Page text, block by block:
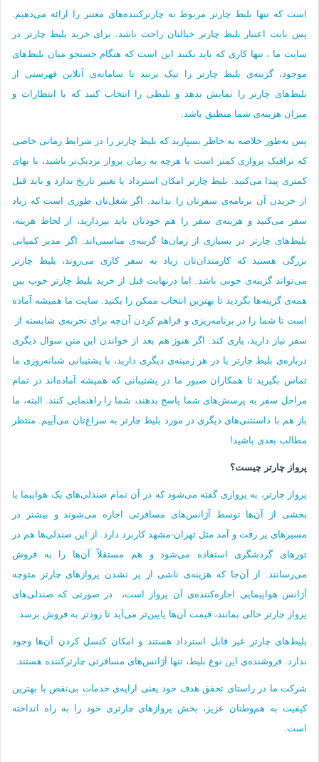
است که تنها بلیط چارتر مربوط به چارترکننده‌های معتبر را ارائه می‌دهیم.
پس بابت اعتبار بلیط چارتر خیالتان راحت باشد. برای خرید بلیط چارتر در
سایت ما ، تنها کاری که باید بکنید این است که هنگام جستجو میان بلیط‌های
موجود، گزینه‌ی بلیط چارتر را تیک بزنید تا سامانه‌ی آنلاین فهرستی از
بلیط‌های چارتر را نمایش بدهد و بلیطی را انتخاب کنید که با انتظارات و
میزان هزینه‌ی شما منطبق باشد.
پس به‌طور خلاصه به خاطر بسپارید که بلیط چارتر را در شرایط زمانی خاصی
که ترافیک پروازی کمتر است یا هرچه به زمان پرواز نزدیک‌تر باشید، با بهای
کمتری پیدا می‌کنید. بلیط چارتر امکان استرداد یا تغییر تاریخ ندارد و باید قبل
از خریدن آن برنامه‌ی سفرتان را بدانید. اگر شغل‌تان طوری است که زیاد
سفر می‌کنید و هزینه‌ی سفر را هم خودتان باید بپردازید، از لحاظ هزینه،
بلیط‌های چارتر در بسیاری از زمان‌ها گزینه‌ی مناسبی‌اند. اگر مدیر کمپانی
بزرگی هستید که کارمندان‌تان زیاد به سفر کاری می‌روند، بلیط چارتر
می‌تواند گزینه‌ی خوبی باشد. اما درنهایت قبل از خرید بلیط چارتر خوب بین
همه‌ی گزینه‌ها بگردید تا بهترین انتخاب ممکن را بکنید. سایت ما همیشه آماده
است تا شما را در برنامه‌ریزی و فراهم کردن آن‌چه برای تجربه‌ی شایسته از
سفر نیاز دارید، یاری کند. اگر هنوز هم بعد از خواندن این متن سوال دیگری
درباره‌ی بلیط چارتر یا در هر زمینه‌ی دیگری دارید، با پشتیبانی شبانه‌روزی ما
تماس بگیرید تا همکاران صبور ما در پشتیبانی که همیشه آماده‌اند در تمام
مراحل سفر به پرسش‌های شما پاسخ بدهند، شما را راهنمایی کنند. البته، ما
باز هم با داسنتنی‌های دیگری در مورد بلیط چارتر به سراغ‌تان می‌آییم. منتظر
مطالب بعدی باشید!
پرواز چارتر چیست؟
پرواز چارتر، به پروازی گفته می‌شود که در آن تمام صندلی‌های یک هواپیما یا
بخشی از آن‌ها توسط آژانس‌های مسافرتی اجاره می‌شوند و بیشتر در
مسیرهای پر رفت و آمد مثل تهران-مشهد کاربرد دارد. از این صندلی‌ها هم در
تورهای گردشگری استفاده می‌شود و هم مستقلاً آن‌ها را به فروش
می‌رسانند. از آن‌جا که هزینه‌ی ناشی از پر نشدن پروازهای چارتر متوجه
آژانس هواپیمایی اجاره‌کننده‌ی آن پرواز است، در صورتی که صندلی‌های
پرواز چارتر خالی بمانند، قیمت آن‌ها پایین‌تر می‌آید تا زودتر به فروش برسد.
بلیط‌های چارتر غیر قابل استرداد هستند و امکان کنسل کردن آن‌ها وجود
ندارد. فروشنده‌ی این نوع بلیط، تنها آژانس‌های مسافرتی چارترکننده هستند.
شرکت ما در راستای تحقق هدف خود یعنی ارایه‌ی خدمات بی‌نقص با بهترین
کیفیت به هم‌وطنان عزیز، بخش پروازهای چارتری خود را به راه انداخته
است.